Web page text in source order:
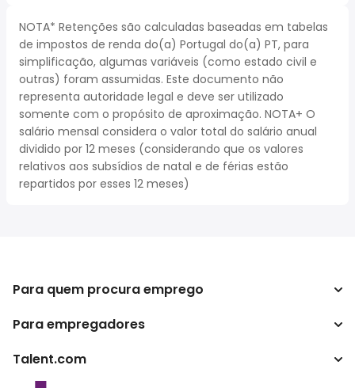
NOTA* Retenções são calculadas baseadas em tabelas
de impostos de renda do(a) Portugal do(a) PT, para
simplificação, algumas variáveis (como estado civil e
outras) foram assumidas. Este documento não
representa autoridade legal e deve ser utilizado
somente com o propósito de aproximação. NOTA+ O
salário mensal considera o valor total do salário anual
dividido por 12 meses (considerando que os valores
relativos aos subsídios de natal e de férias estão
repartidos por esses 12 meses)
Para quem procura emprego
Procurar empregos
Para empregadores
Empreendimento
Talent.com